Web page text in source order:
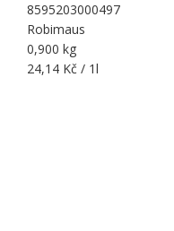
8595203000497
Robimaus
0,900 kg
24,14 Kč / 1l